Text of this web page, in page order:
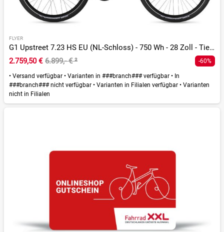
FLYER
G1 Upstreet 7.23 HS EU (NL-Schloss) - 750 Wh - 28 Zoll - Tiefeinsteiger
2.759,50 € 6.899,- €² -60%
• Versand verfügbar • Varianten in ###branch### verfügbar • In
###branch### nicht verfügbar • Varianten in Filialen verfügbar • Varianten
nicht in Filialen